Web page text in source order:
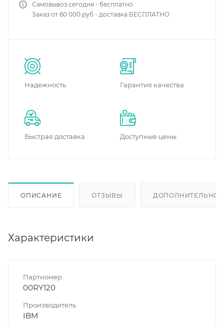
Самовывоз сегодня - бесплатно
Заказ от 60 000 руб - доставка БЕСПЛАТНО
Надежность Гарантия качества
Быстрая доставка Доступные цены
ОПИСАНИЕ ОТЗЫВЫ ДОПОЛНИТЕЛЬНО
Характеристики
Партномер
00RY120
Производитель
IBM